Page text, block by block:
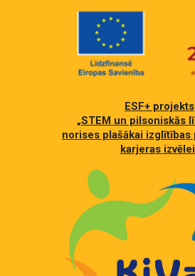
ESF+ projekts
„STEM un pilsoniskās
norises plašākai izglītības
karjeras